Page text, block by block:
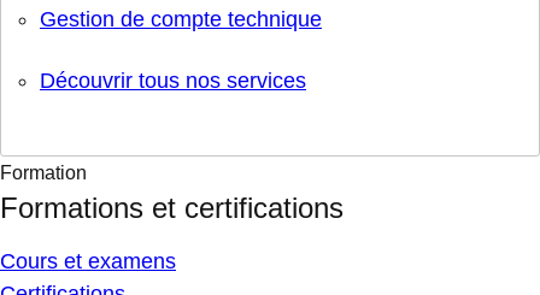
Gestion de compte technique
Découvrir tous nos services
Formation
Formations et certifications
Cours et examens